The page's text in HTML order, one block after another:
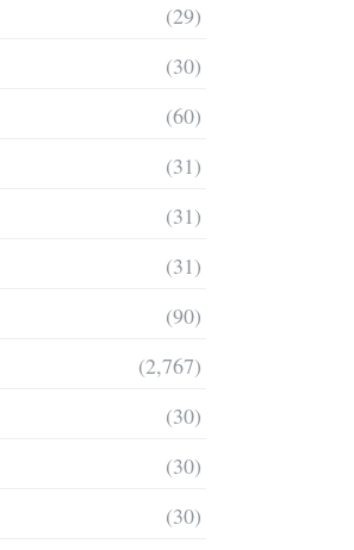
(29)
(30)
(60)
(31)
(31)
(31)
(90)
(2,767)
(30)
(30)
(30)